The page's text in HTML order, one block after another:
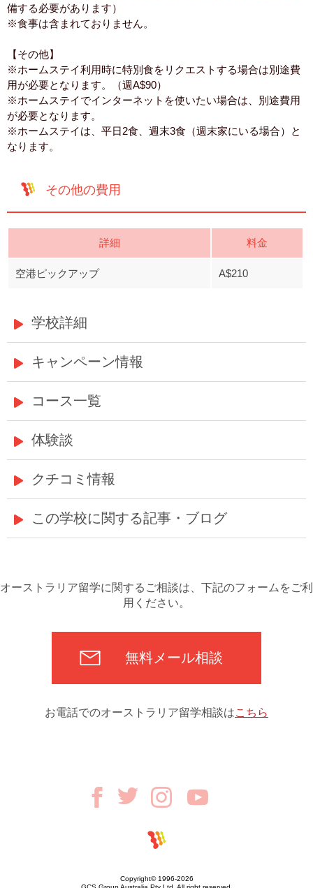
備する必要があります）
※食事は含まれておりません。
【その他】
※ホームステイ利用時に特別食をリクエストする場合は別途費
用が必要となります。（週A$90）
※ホームステイでインターネットを使いたい場合は、別途費用
が必要となります。
※ホームステイは、平日2食、週末3食（週末家にいる場合）と
なります。
その他の費用
詳細 料金
空港ピックアップ A$210
学校詳細
キャンペーン情報
コース一覧
体験談
クチコミ情報
この学校に関する記事・ブログ
オーストラリア留学に関するご相談は、下記のフォームをご利
用ください。
無料メール相談
お電話でのオーストラリア留学相談はこちら
Copyright© 1996-2026